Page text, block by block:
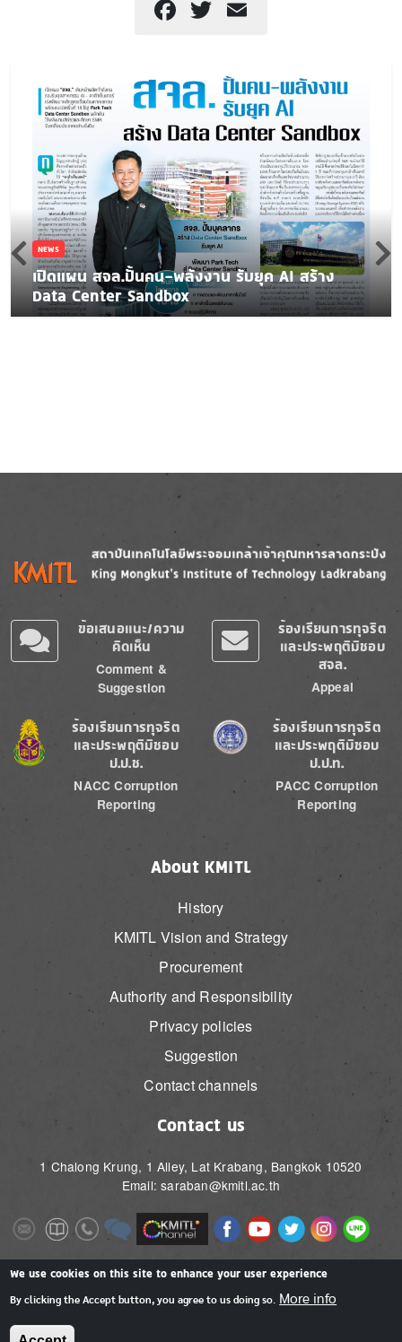
Facebook
Twitter
NEWS
เปิดแผน สจล.ปั้นคน-พลังงาน รับยุค AI สร้าง
Data Center Sandbox
Image
ข้อเสนอแนะ/ความ
คิดเห็น
Comment &
Suggestion
ร้องเรียนการทุจริต
และประพฤติมิชอบ
สจล.
Appeal
Image
ร้องเรียนการทุจริต
และประพฤติมิชอบ
ป.ป.ช.
NACC Corruption
Reporting
Image
ร้องเรียนการทุจริต
และประพฤติมิชอบ
ป.ป.ท.
PACC Corruption
Reporting
About KMITL
History
KMITL Vision and Strategy
Procurement
Authority and Responsibility
Privacy policies
Suggestion
Contact channels
Contact us
1 Chalong Krung, 1 Alley, Lat Krabang, Bangkok 10520
Email: saraban@kmitl.ac.th
ImageImageImageImage Image ImageImageImageImageImage
Image Image
We use cookies on this site to enhance your user experience
By clicking the Accept button, you agree to us doing so. More info